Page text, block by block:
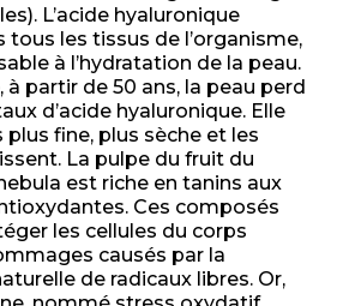
L’acide hyaluronique
tous les tissus de l’organisme,
à l’hydratation de la peau.
à partir de 50 ans, la peau perd
d’acide hyaluronique. Elle
fine, plus sèche et les
La pulpe du fruit du
est riche en tanins aux
Ces composés
les cellules du corps
causés par la
de radicaux libres. Or,